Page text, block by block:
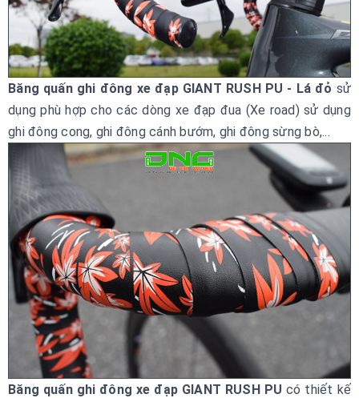
Băng quấn ghi đông xe đạp GIANT RUSH PU - Lá đỏ sử
dụng phù hợp cho các dòng xe đạp đua (Xe road) sử dụng
ghi đông cong, ghi đông cánh bướm, ghi đông sừng bò,...
Băng quấn ghi đông xe đạp GIANT RUSH PUcó thiết kế